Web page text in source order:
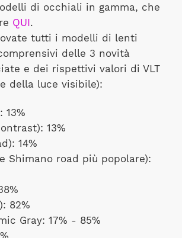
di occhiali in gamma, che
QUI.
tutti i modelli di lenti
delle 3 novità
e dei rispettivi valori di VLT
della luce visibile):
13%
13%
14%
Shimano road più popolare):
82%
Gray: 17% - 85%